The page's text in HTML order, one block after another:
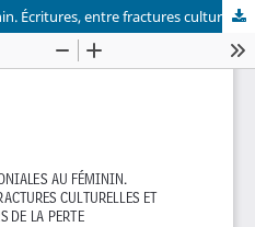
Mémoires coloniales au féminin. Écritures, entre fractures culturelles et devenirs de la perte